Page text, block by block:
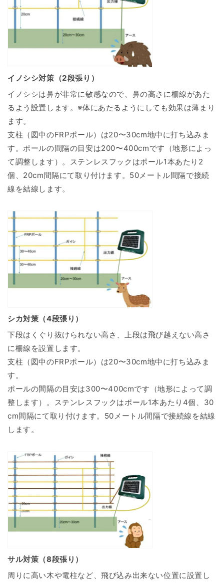
イノシシ対策（2段張り）
イノシシは鼻が非常に敏感なので、鼻の高さに柵線があた
るよう設置します。※体にあたるようにしても効果は薄まり
ます。
支柱（図中のFRPポール）は20〜30cm地中に打ち込みま
す。ポールの間隔の目安は200〜400cmです（地形によっ
て調整します）。ステンレスフックはポール1本あたり2
個、20cm間隔にて取り付けます。50メートル間隔で接続
線を結線します。
シカ対策（4段張り）
下段はくぐり抜けられない高さ、上段は飛び越えない高さ
に柵線を設置します。
支柱（図中のFRPポール）は20〜30cm地中に打ち込みま
す。
ポールの間隔の目安は300〜400cmです（地形によって調
整します）。ステンレスフックはポール1本あたり4個、30
cm間隔にて取り付けます。50メートル間隔で接続線を結線
します。
サル対策（8段張り）
周りに高い木や電柱など、飛び込み出来ない位置に設置し